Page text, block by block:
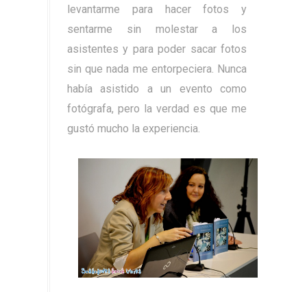
levantarme para hacer fotos y
sentarme sin molestar a los
asistentes y para poder sacar fotos
sin que nada me entorpeciera. Nunca
había asistido a un evento como
fotógrafa, pero la verdad es que me
gustó mucho la experiencia.